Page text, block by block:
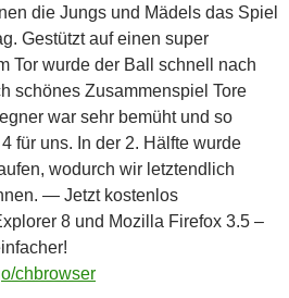
die Jungs und Mädels das Spiel
Gestützt auf einen super
Tor wurde der Ball schnell nach
schönes Zusammenspiel Tore
war sehr bemüht und so
für uns. In der 2. Hälfte wurde
wodurch wir letztendlich
— Jetzt kostenlos
8 und Mozilla Firefox 3.5 –
chbrowser